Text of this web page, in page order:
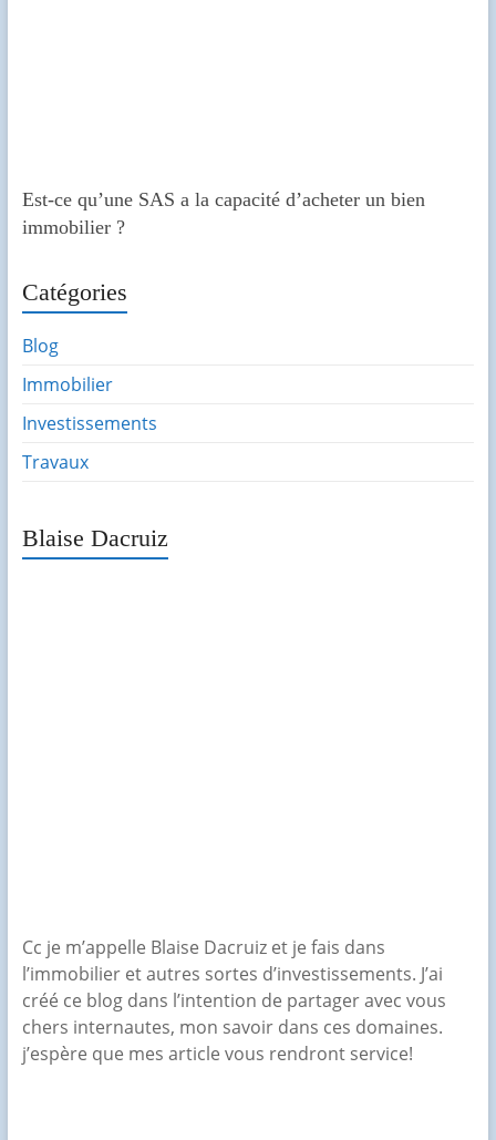
Est-ce qu’une SAS a la capacité d’acheter un bien
immobilier ?
Catégories
Blog
Immobilier
Investissements
Travaux
Blaise Dacruiz
Cc je m’appelle Blaise Dacruiz et je fais dans
l’immobilier et autres sortes d’investissements. J’ai
créé ce blog dans l’intention de partager avec vous
chers internautes, mon savoir dans ces domaines.
j’espère que mes article vous rendront service!